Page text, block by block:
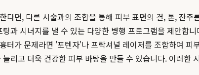
면, 다른 시술과의 조합을 통해 피부 표면의 결, 톤, 잔
과 시너지를 낼 수 있는 다양한 병행 프로그램을 제안합
터가 문제라면 '포텐자'나 프락셔널 레이저를 조합하여
리고 더욱 건강한 피부 바탕을 만들 수 있습니다. 이러